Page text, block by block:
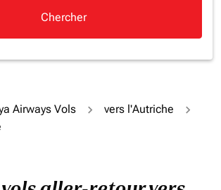
Chercher
Airways Vols
vers l'Autriche